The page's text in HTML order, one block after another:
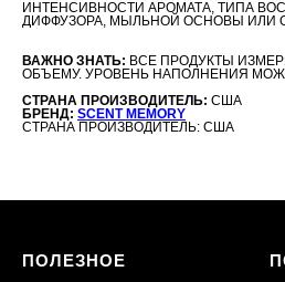
ИНТЕНСИВНОСТИ АРОМАТА, ТИПА
ДИФФУЗОРА, МЫЛЬНОЙ ОСНОВЫ ИЛИ
ВАЖНО ЗНАТЬ: ВСЕ ПРОДУКТЫ
ОБЪЕМУ. УРОВЕНЬ НАПОЛНЕНИЯ
СТРАНА ПРОИЗВОДИТЕЛЬ: США
БРЕНД: SCENT MEMORY
СТРАНА ПРОИЗВОДИТЕЛЬ: США
ПОЛЕЗНОЕ